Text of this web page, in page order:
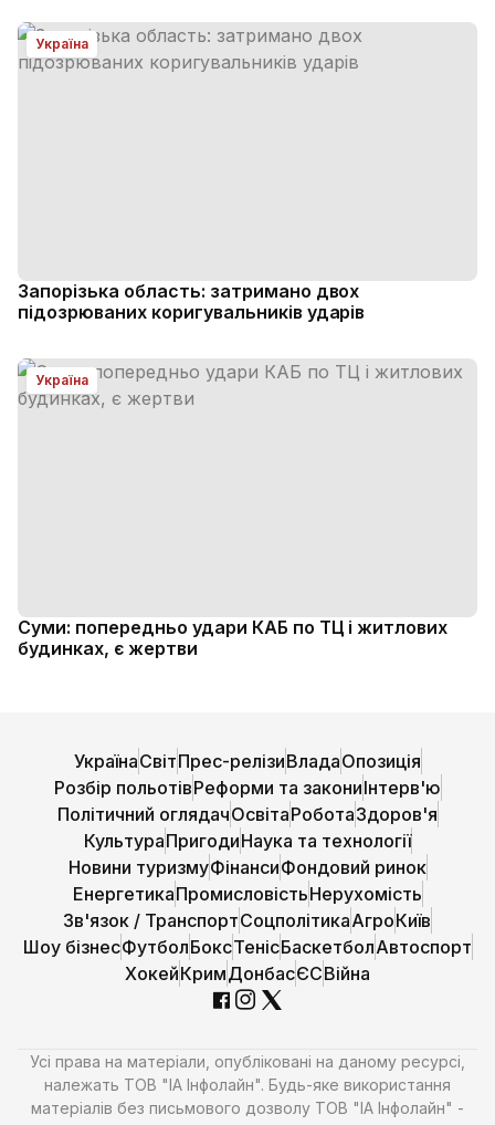
Україна
Запорізька область: затримано двох
підозрюваних коригувальників ударів
Україна
Суми: попередньо удари КАБ по ТЦ і житлових
будинках, є жертви
УкраїнаСвітПрес-релізиВладаОпозиція
Розбір польотівРеформи та закониІнтерв'ю
Політичний оглядачОсвітаРоботаЗдоров'я
КультураПригодиНаука та технології
Новини туризмуФінансиФондовий ринок
ЕнергетикаПромисловістьНерухомість
Зв'язок / ТранспортСоцполітикаАгроКиїв
Шоу бізнесФутболБоксТенісБаскетболАвтоспорт
ХокейКримДонбасЄСВійна
Усі права на матеріали, опубліковані на даному ресурсі,
належать ТОВ "ІА Інфолайн". Будь-яке використання
матеріалів без письмового дозволу ТОВ "ІА Інфолайн" -